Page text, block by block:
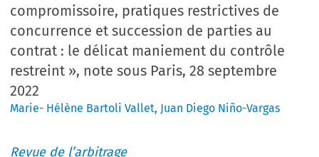
compromissoire, pratiques restrictives de
concurrence et succession de parties au
contrat : le délicat maniement du contrôle
restreint », note sous Paris, 28 septembre
2022
Marie- Hélène Bartoli Vallet, Juan Diego Niño-Vargas
Revue de l’arbitrage